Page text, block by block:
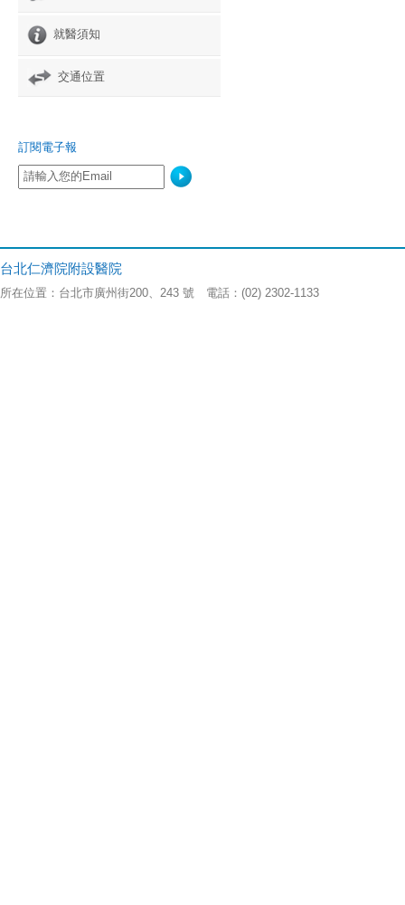
就醫須知
交通位置
訂閱電子報
台北仁濟院附設醫院
所在位置：台北市廣州街200、243 號 電話：(02) 2302-1133